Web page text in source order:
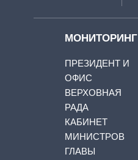
МОНИТОРИНГ
ПРЕЗИДЕНТ И
ОФИС
ВЕРХОВНАЯ
РАДА
КАБИНЕТ
МИНИСТРОВ
ГЛАВЫ